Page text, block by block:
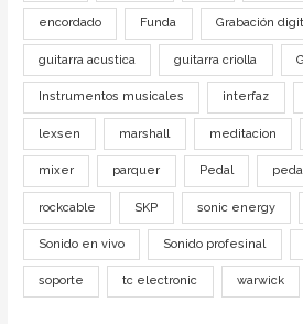
encordado Funda Grabación
guitarra acustica guitarra criolla
Instrumentos musicales interfaz
lexsen marshall meditacion
mixer parquer Pedal
rockcable SKP sonic energy
Sonido en vivo Sonido profesinal
soporte tc electronic warwick